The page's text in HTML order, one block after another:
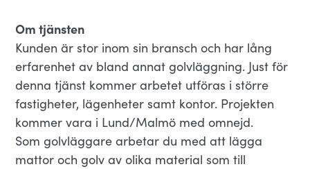
Om tjänsten
Kunden är stor inom sin bransch och har lång
erfarenhet av bland annat golvläggning. Just för
denna tjänst kommer arbetet utföras i större
fastigheter, lägenheter samt kontor. Projekten
kommer vara i Lund/Malmö med omnejd.
Som golvläggare arbetar du med att lägga
mattor och golv av olika material som till